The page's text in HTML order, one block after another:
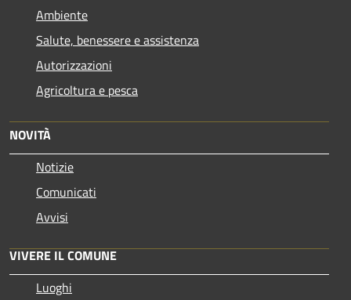
Ambiente
Salute, benessere e assistenza
Autorizzazioni
Agricoltura e pesca
NOVITÀ
Notizie
Comunicati
Avvisi
VIVERE IL COMUNE
Luoghi